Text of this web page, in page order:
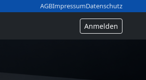
AGBImpressumDatenschutz
Anmelden